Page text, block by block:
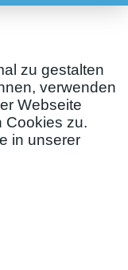
zu gestalten
verwenden
Webseite
Cookies zu.
in unserer